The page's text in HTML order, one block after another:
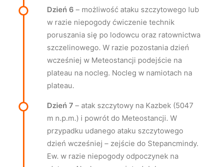
Dzień 6 – możliwość ataku szczytowego lub
w razie niepogody ćwiczenie technik
poruszania się po lodowcu oraz ratownictwa
szczelinowego. W razie pozostania dzień
wcześniej w Meteostancji podejście na
plateau na nocleg. Nocleg w namiotach na
plateau.
Dzień 7 – atak szczytowy na Kazbek (5047
m n.p.m.) i powrót do Meteostancji. W
przypadku udanego ataku szczytowego
dzień wcześniej – zejście do Stepancmindy.
Ew. w razie niepogody odpoczynek na